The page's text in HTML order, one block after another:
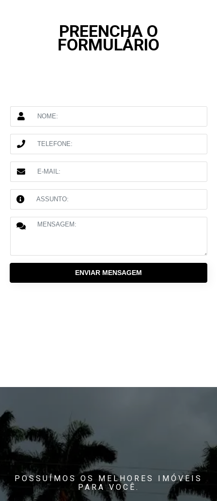
PREENCHA O
FORMULÁRIO
ENVIAR MENSAGEM
POSSUÍMOS OS MELHORES IMÓVEIS
PARA VOCÊ.